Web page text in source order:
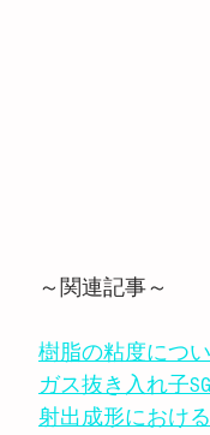
～関連記事～
樹脂の粘度につ
ガス抜き入れ子
射出成形におけ